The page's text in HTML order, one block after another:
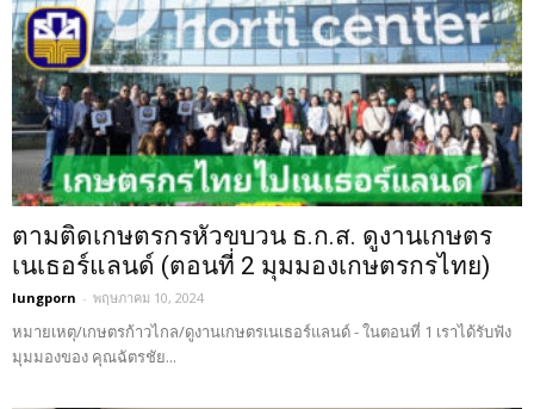
ตามติดเกษตรกรหัวขบวน ธ.ก.ส. ดูงานเกษตร
เนเธอร์แลนด์ (ตอนที่ 2 มุมมองเกษตรกรไทย)
lungporn - พฤษภาคม 10, 2024
หมายเหตุ/เกษตรก้าวไกล/ดูงานเกษตรเนเธอร์แลนด์ - ในตอนที่ 1 เราได้รับฟัง
มุมมองของ คุณฉัตรชัย...